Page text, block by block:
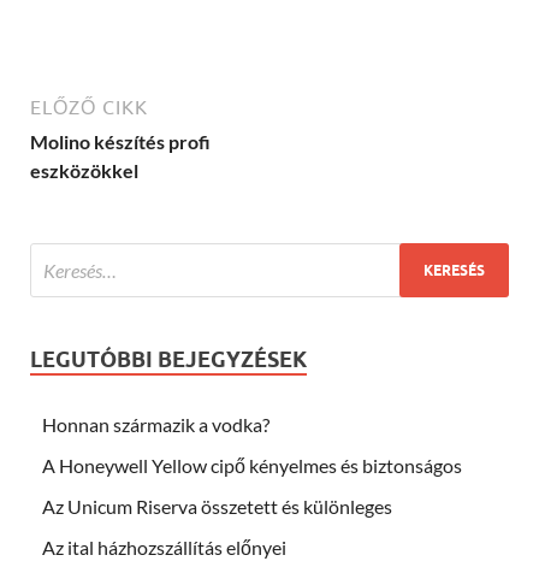
ELŐZŐ CIKK
Molino készítés profi
eszközökkel
LEGUTÓBBI BEJEGYZÉSEK
Honnan származik a vodka?
A Honeywell Yellow cipő kényelmes és biztonságos
Az Unicum Riserva összetett és különleges
Az ital házhozszállítás előnyei